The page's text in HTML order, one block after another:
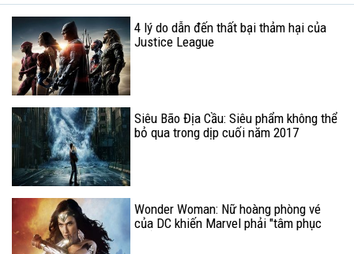
4 lý do dẫn đến thất bại thảm hại của
Justice League
Siêu Bão Địa Cầu: Siêu phẩm không thể
bỏ qua trong dịp cuối năm 2017
Wonder Woman: Nữ hoàng phòng vé
của DC khiến Marvel phải "tâm phục